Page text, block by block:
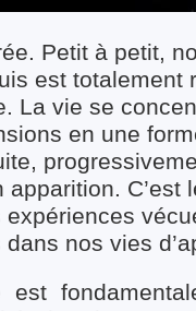
Petit à petit,
est totalement
La vie se
en une
C’est
nos vies